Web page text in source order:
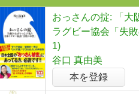
おっさんの掟: 「大
ラグビー協会「失
1)
谷口 真由美
本を登録